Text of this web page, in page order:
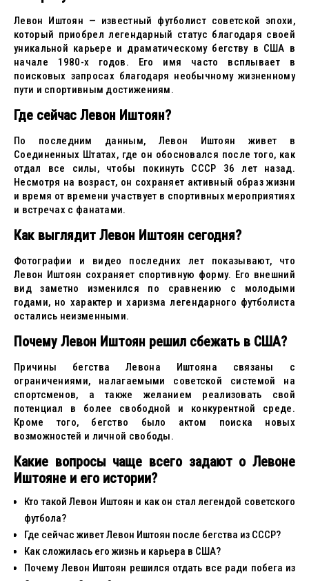
Левон Иштоян — известный футболист советской эпохи,
который приобрел легендарный статус благодаря своей
уникальной карьере и драматическому бегству в США в
начале 1980-х годов. Его имя часто всплывает в
поисковых запросах благодаря необычному жизненному
пути и спортивным достижениям.
Где сейчас Левон Иштоян?
По последним данным, Левон Иштоян живет в
Соединенных Штатах, где он обосновался после того, как
отдал все силы, чтобы покинуть СССР 36 лет назад.
Несмотря на возраст, он сохраняет активный образ жизни
и время от времени участвует в спортивных мероприятиях
и встречах с фанатами.
Как выглядит Левон Иштоян сегодня?
Фотографии и видео последних лет показывают, что
Левон Иштоян сохраняет спортивную форму. Его внешний
вид заметно изменился по сравнению с молодыми
годами, но характер и харизма легендарного футболиста
остались неизменными.
Почему Левон Иштоян решил сбежать в США?
Причины бегства Левона Иштояна связаны с
ограничениями, налагаемыми советской системой на
спортсменов, а также желанием реализовать свой
потенциал в более свободной и конкурентной среде.
Кроме того, бегство было актом поиска новых
возможностей и личной свободы.
Какие вопросы чаще всего задают о Левоне
Иштояне и его истории?
Кто такой Левон Иштоян и как он стал легендой советского
футбола?
Где сейчас живет Левон Иштоян после бегства из СССР?
Как сложилась его жизнь и карьера в США?
Почему Левон Иштоян решился отдать все ради побега из